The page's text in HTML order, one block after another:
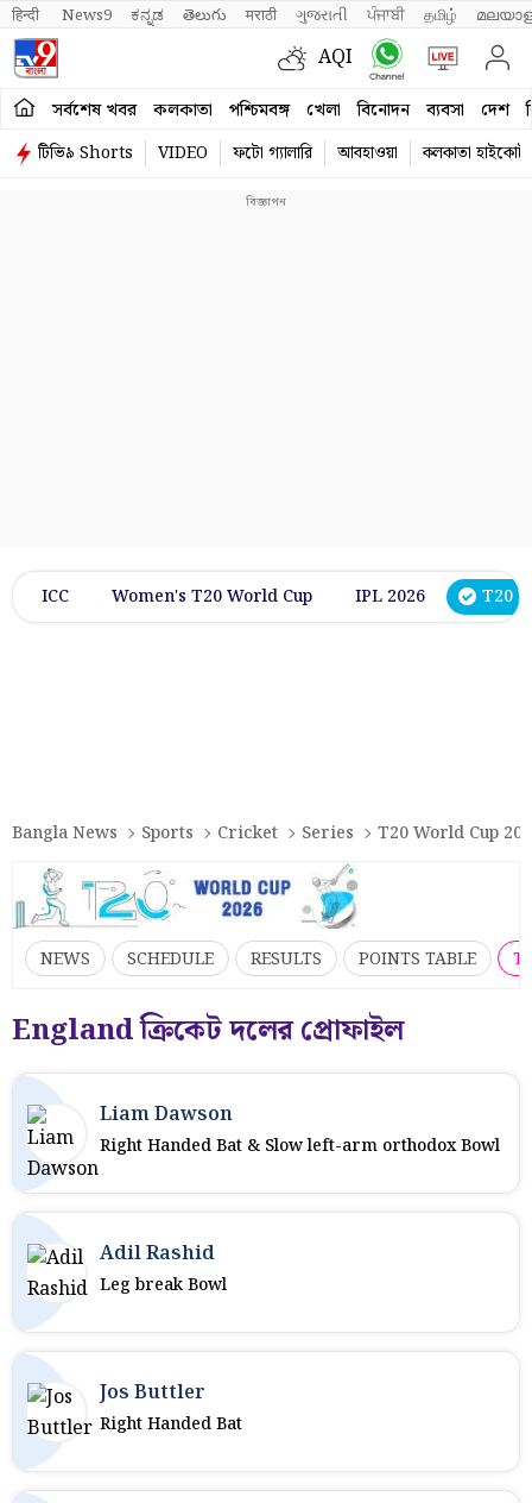
हिन्दी News9 ಕನ್ನಡ తెలుగు मराठी ગુજરાતી ਪੰਜਾਬੀ தமிழ்
AQI
সর্বশেষ খবর কলকাতা পশ্চিমবঙ্গ খেলা বিনোদন ব্যবসা দেশ
টিভি৯ Shorts VIDEO ফটো গ্যালারি আবহাওয়া কলকাতা হাইকোর্ট
ICC Women's T20 World Cup IPL 2026 T20
Bangla News Sports Cricket Series T20 World Cup
NEWS SCHEDULE RESULTS POINTS TABLE
England ক্রিকেট দলের প্রোফাইল
Liam Dawson
Right Handed Bat & Slow left-arm orthodox Bowl
Adil Rashid
Leg break Bowl
Jos Buttler
Right Handed Bat